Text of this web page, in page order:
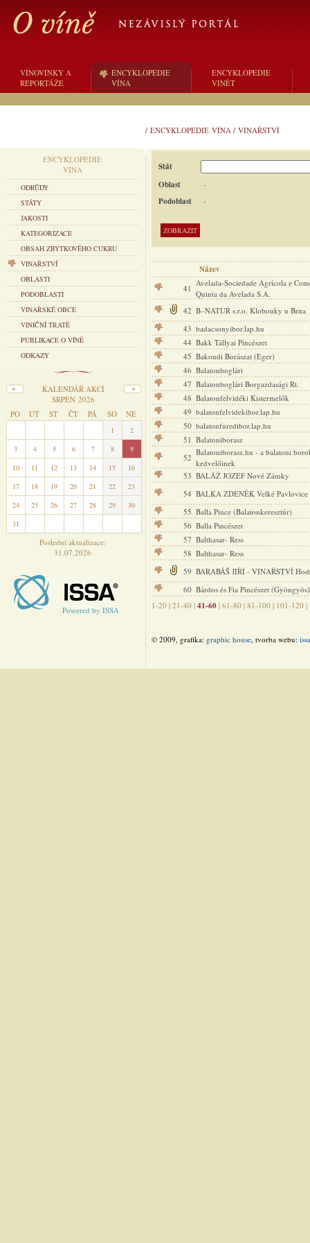
VÍNOVINKY A
REPORTÁŽE
ENCYKLOPEDIE
VÍNA
ENCYKLOPEDIE
VINĚT
/ ENCYKLOPEDIE VÍNA / VINAŘSTVÍ
ENCYKLOPEDIE
VÍNA
ODRŮDY
STÁTY
JAKOSTI
KATEGORIZACE
OBSAH ZBYTKOVÉHO CUKRU
VINAŘSTVÍ
OBLASTI
PODOBLASTI
VINAŘSKÉ OBCE
VINIČNÍ TRATĚ
PUBLIKACE O VÍNĚ
ODKAZY
KALENDÁŘ AKCÍ
SRPEN 2026
PO
ÚT ST ČT PÁ SO NE
1
2
3
4 5 6 7 8
9
10
11 12 13 14 15
16
17
18 19 20 21 22
23
24
25 26 27 28 29
30
31
Poslední aktualizace:
31.07.2026
Powered by ISSA
Stát
Oblast
-
Podoblast -
Název
41
Avelada-Sociedade Agrícola e
Quinta da Avelada S.A.
42 B–NATUR s.r.o. Klobouky u Brna
43 badacsonyibor.lap.hu
44 Bakk Tállyai Pincészet
45 Bakondi Borászat (Eger)
46 Balatonboglári
47 Balatonboglári Borgazdasági Rt.
48 Balatonfelvidéki Kistermelők
49 balatonfelvidekibor.lap.hu
50 balatonfuredibor.lap.hu
51 Balatoniborasz
52
Balatoniborasz.hu - a balatoni
kedvelőinek
53 BALÁŽ JOZEF Nové Zámky
54 BALKA ZDENĚK Velké Pavlovice
55 Balla Pince (Balatonkeresztúr)
56 Balla Pincészet
57 Balthasar- Ress
58 Balthasar- Ress
59 BARABÁŠ JIŘÍ - VINAŘSTVÍ
60 Bárdos és Fia Pincészet (Gyöngyös)
1-20 | 21-40 | 41-60 | 61-80 | 81-100 | 101-120 |
© 2009, grafika: graphic house, tvorba webu: